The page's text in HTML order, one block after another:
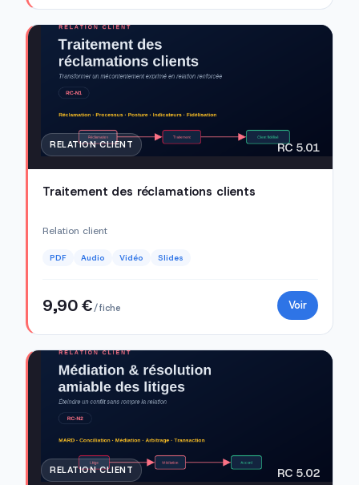
RELATION CLIENT RC 5.01
Traitement des réclamations clients
Relation client
PDF Audio Vidéo Slides
9,90 €/ fiche Voir
RELATION CLIENT RC 5.02